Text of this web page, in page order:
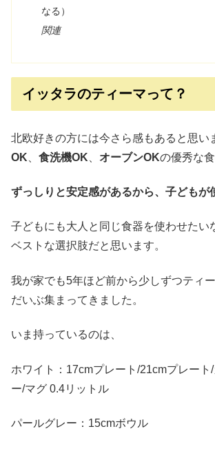
なる）
関連
イッタラのティーマって？
北欧好きの方には今さら感もあると思い
OK
食洗機OK オーブンOKの優秀な食
ずっしりと安定感があるから、子どもが
子どもにも大人と同じ食器を使わせたい
ベストな選択肢だと思います。
我が家でも5年ほど前から少しずつティー
だいぶ集まってきました。
いま持っているのは、
ホワイト：17cmプレート/21cmプレート
ー/マグ 0.4リットル
パールグレー：15cmボウル